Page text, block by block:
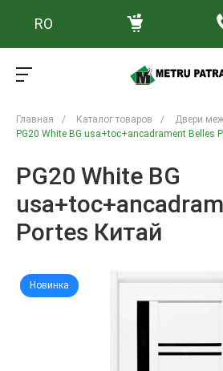
RO
Главная / Каталог товаров / Двери
PG20 White BG usa+toc+ancadrament Belles
PG20 White BG
Portes Китай
Новинка